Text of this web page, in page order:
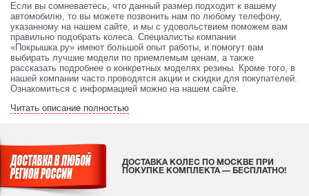
Если вы сомневаетесь, что данный размер подходит к вашему
автомобилю, то вы можете позвонить нам по любому телефону,
указанному на нашем сайте, и мы с удовольствием поможем вам
правильно подобрать колеса. Специалисты компании
«Покрышка.ру» имеют большой опыт работы, и помогут вам
выбирать лучшие модели по приемлемым ценам, а также
рассказать подробнее о конкретных моделях резины. Кроме того, в
нашей компании часто проводятся акции и скидки для покупателей.
Ознакомиться с информацией можно на нашем сайте.
Читать описание полностью
ДОСТАВКА КОЛЕС ПО МОСКВЕ ПРИ
ПОКУПКЕ КОМПЛЕКТА — БЕСПЛАТНО!